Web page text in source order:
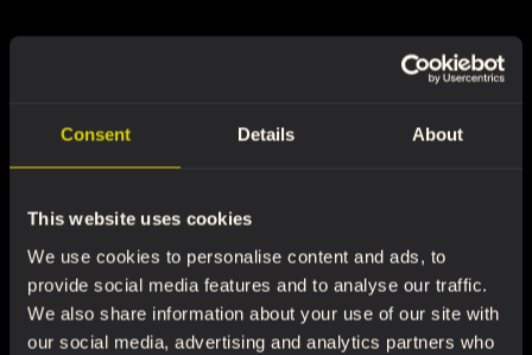
Consent Details About
This website uses cookies
We use cookies to personalise content and ads, to
provide social media features and to analyse our traffic.
We also share information about your use of our site with
our social media, advertising and analytics partners who